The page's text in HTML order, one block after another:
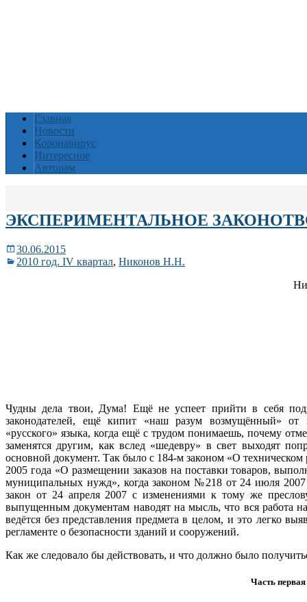
Главная
Новости
Коронавирус
Интересное
Авторам
ЭКСПЕРИМЕНТАЛЬНОЕ
30.06.2015
2010 год. IV квартал, Никонов Н.Н.
Чудны дела твои, Дума! Ещё не успеет прийти в себя
законодателей, ещё кипит «наш разум возмущённый» от
«русского» языка, когда ещё с трудом понимаешь, почему
заменятся другим, как вслед «шедевру» в свет выходят
основной документ. Так было с 184-м законом «О
2005 года «О размещении заказов на поставки товаров,
муниципальных нужд», когда законом №218 от 24 июля
закон от 24 апреля 2007 с изменениями к тому же
выпущенным документам наводят на мысль, что вся работа
ведётся без представления предмета в целом, и это легко
регламенте о безопасности зданий и сооружений.
Как же следовало бы действовать, и что должно было
Часть первая